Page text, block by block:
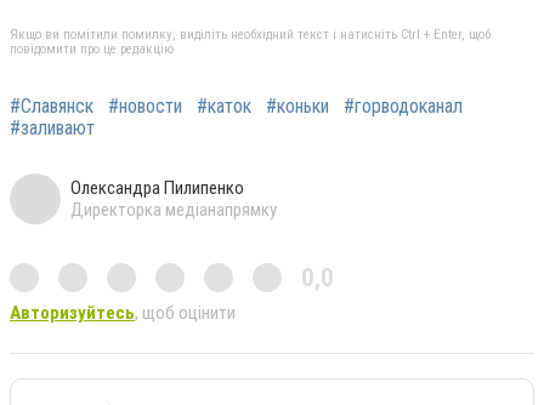
Якщо ви помітили помилку, виділіть необхідний текст і натисніть Ctrl + Enter, щоб
повідомити про це редакцію
#Славянск #новости #каток #коньки
#горводоканал
#заливают
Олександра Пилипенко
Директорка медіанапрямку
0,0
Авторизуйтесь, щоб оцінити